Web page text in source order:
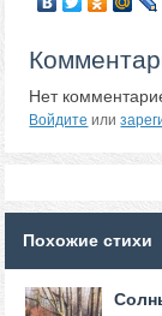
Нет
Войдите или
Похожие стихи